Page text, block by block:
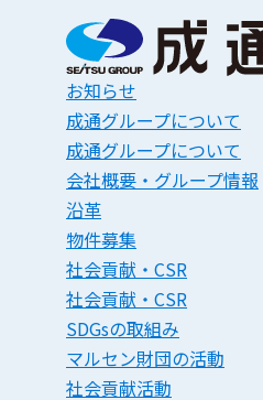
お知らせ
成通グループについて
成通グループについて
会社概要・グループ情報
沿革
物件募集
社会貢献・CSR
社会貢献・CSR
SDGsの取組み
マルセン財団の活動
社会貢献活動